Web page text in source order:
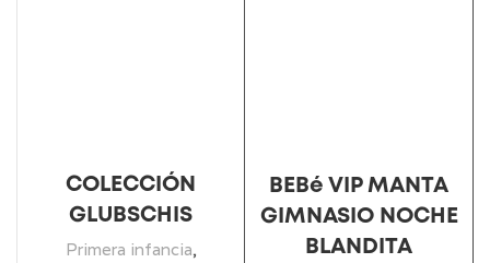
COLECCIÓN
GLUBSCHIS
Primera infancia,
BEBé VIP MANTA
GIMNASIO NOCHE
BLANDITA